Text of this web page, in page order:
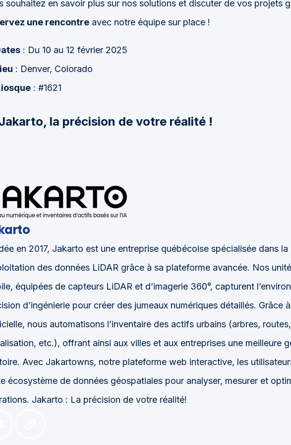
souhaitez en savoir plus sur nos solutions et discuter de vos projets
une rencontreavec notre équipe sur place !
: Du 10 au 12 février 2025
: Denver, Colorado
: #1621
la précision de votre réalité !
en 2017, Jakarto est une entreprise québécoise spécialisée dans
des données LiDAR grâce à sa plateforme avancée. Nos
équipées de capteurs LiDAR et d’imagerie 360°, capturent
d’ingénierie pour créer des jumeaux numériques détaillés. Grâce
nous automatisons l’inventaire des actifs urbains (arbres,
etc.), offrant ainsi aux villes et aux entreprises une meilleure
Avec Jakartowns, notre plateforme web interactive, les
écosystème de données géospatiales pour analyser, mesurer et
Jakarto : La précision de votre réalité!